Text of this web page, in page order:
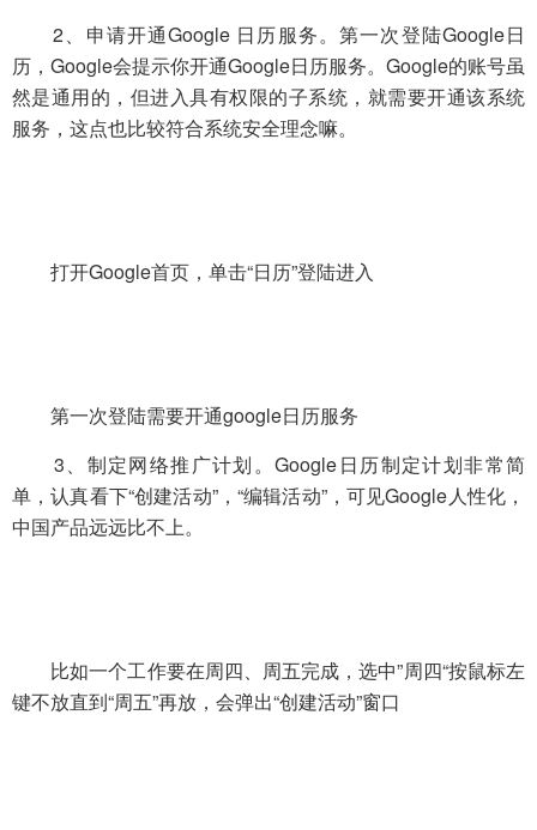
2、申请开通Google 日历服务。第一次登陆Google日
历，Google会提示你开通Google日历服务。Google的账号虽
然是通用的，但进入具有权限的子系统，就需要开通该系统
服务，这点也比较符合系统安全理念嘛。
打开Google首页，单击“日历”登陆进入
第一次登陆需要开通google日历服务
3、制定网络推广计划。Google日历制定计划非常简
单，认真看下“创建活动”，“编辑活动”，可见Google人性化，
中国产品远远比不上。
比如一个工作要在周四、周五完成，选中”周四“按鼠标左
键不放直到“周五”再放，会弹出“创建活动”窗口